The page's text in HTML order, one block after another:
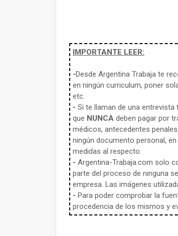
IMPORTANTE LEER:
-Desde Argentina Trabaja te
en ningún curriculum, poner
etc.
- Si te llaman de una
que NUNCA deben pagar por
médicos, antecedentes
ningún documento personal,
medidas al respecto.
- Argentina-Trabaja.com solo
parte del proceso de ninguna
empresa. Las imágenes
- Para poder comprobar la
procedencia de los mismos y